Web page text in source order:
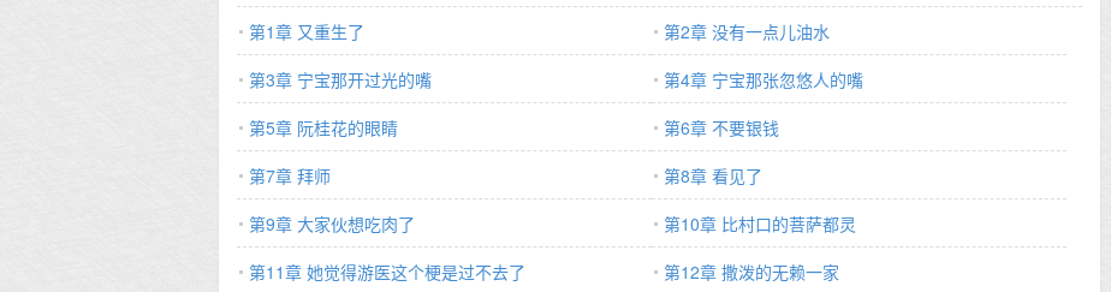
第1章 又重生了
第2章 没有一点儿油水
第3章 宁宝那开过光的嘴
第4章 宁宝那张忽悠人的嘴
第5章 阮桂花的眼睛
第6章 不要银钱
第7章 拜师
第8章 看见了
第9章 大家伙想吃肉了
第10章 比村口的菩萨都灵
第11章 她觉得游医这个梗是过不去了
第12章 撒泼的无赖一家